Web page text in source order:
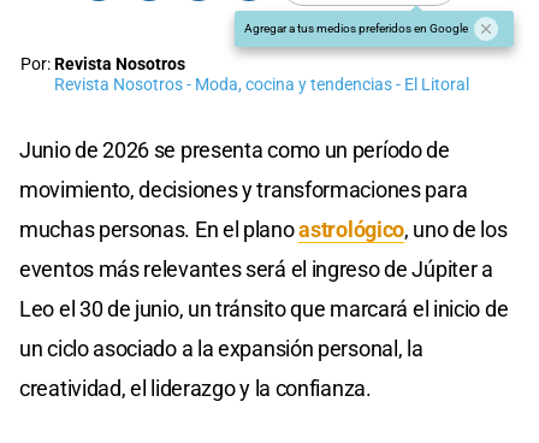
Agregar a tus medios preferidos en Google
Por:Revista Nosotros
Revista Nosotros - Moda, cocina y tendencias - El Litoral
Junio de 2026 se presenta como un período de
movimiento, decisiones y transformaciones para
muchas personas. En el planoastrológico, uno de los
eventos más relevantes será el ingreso de Júpiter a
Leo el 30 de junio, un tránsito que marcará el inicio de
un ciclo asociado a la expansión personal, la
creatividad, el liderazgo y la confianza.